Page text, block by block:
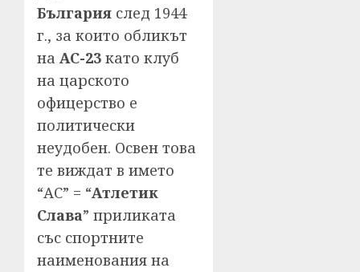
България след 1944
г., за които обликът
на АС-23 като клуб
на царското
офицерство е
политически
неудобен. Освен това
те виждат в името
“АС” = “Атлетик
Слава” приликата
със спортните
наименования на